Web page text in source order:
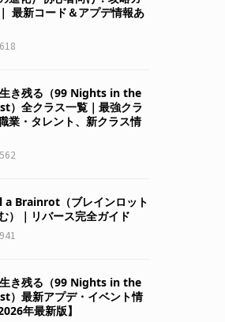
最新コード＆アプデ情報あ
き残る（99 Nights in the
）全クラス一覧｜最強クラ
業・タレント、新クラス情
a Brainrot（ブレインロット
）｜リバース完全ガイド
き残る（99 Nights in the
）最新アプデ・イベント情
年最新版】